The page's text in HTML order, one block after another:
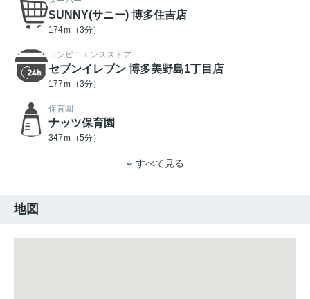
SUNNY(サニー) 博多住吉店
174ｍ（3分）
コンビニエンスストア
セブンイレブン 博多美野島1丁目店
177ｍ（3分）
保育園
ナッツ保育園
347ｍ（5分）
すべて見る
地図